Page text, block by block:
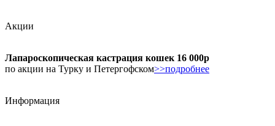
Акции
Лапароскопическая кастрация кошек 16 000р
по акции на Турку и Петергофском>>подробнее
Информация